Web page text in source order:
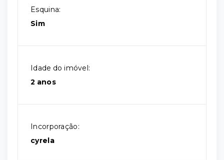
Esquina:
Sim
Idade do imóvel:
2 anos
Incorporação:
cyrela